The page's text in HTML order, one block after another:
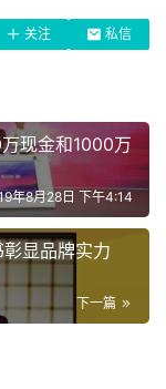
级定叶轮，经过
材更坚硬，而密
生磁场，驱动马
无绳吸尘器提升
关注
私信
现金和1000万
年8月28日 下午4:14
显品牌实力
下一篇